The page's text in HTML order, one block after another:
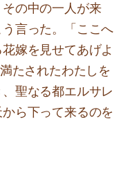
の中の一人が来
言った。「ここへ
嫁を見せてあげよ
たされたわたしを
聖なる都エルサレ
ら下って来るのを